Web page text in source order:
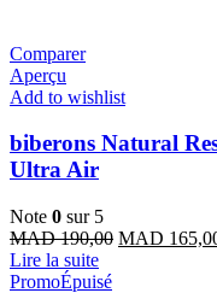
Comparer
Aperçu
Add to wishlist
biberons Natural
Ultra Air
Note 0 sur 5
MAD190,00 Le
MAD
Lire la suite
PromoÉpuisé